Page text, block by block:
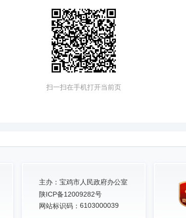
扫一扫在手机打开当前页
主办： 宝鸡市人民政府办公室
陕ICP备12009282号
网站标识码： 6103000039